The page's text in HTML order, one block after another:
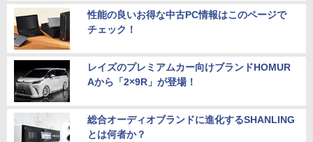
性能の良いお得な中古PC情報はこのページで
チェック！
レイズのプレミアムカー向けブランドHOMUR
Aから「2×9R」が登場！
総合オーディオブランドに進化するSHANLING
とは何者か？